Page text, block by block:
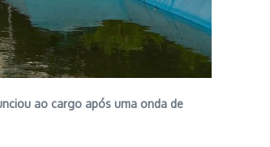
ao cargo após uma onda de